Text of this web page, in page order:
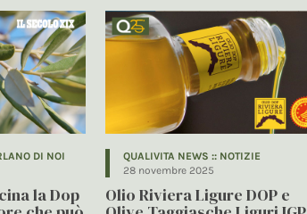
DI NOI
la Dop
QUALIVITA NEWS :: NOTIZIE
28 novembre 2025
Olio Riviera Ligure DOP e